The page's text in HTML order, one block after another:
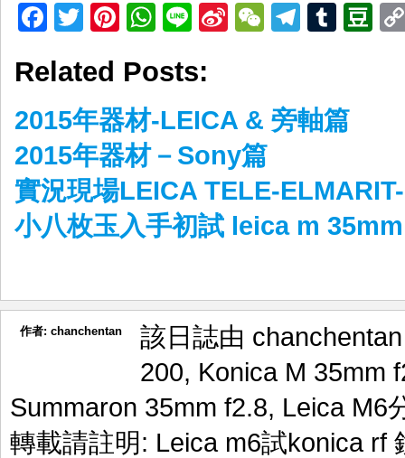
Facebook
TwitterPinterest
WhatsApp
LineSinaWeChat
Related Posts:
2015年器材-LEICA & 旁軸篇
2015年器材－Sony篇
實況現場LEICA TELE-
小八枚玉入手初試 leica m
作者: chanchentan
該日誌由
200, Konica M 35mm
Summaron 35mm f2.8, Leica M6
轉載請註明: Leica m6試konica rf